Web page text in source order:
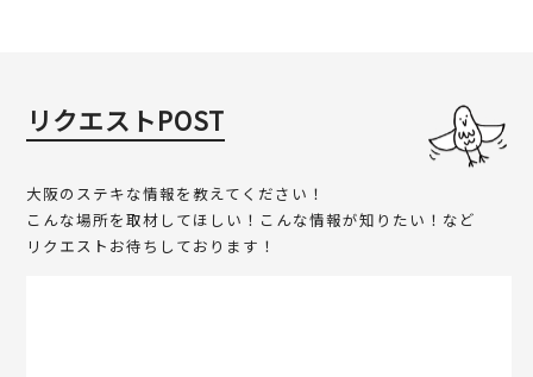
リクエストPOST
大阪のステキな情報を教えてください！
こんな場所を取材してほしい！こんな情報が知りたい！など
リクエストお待ちしております！